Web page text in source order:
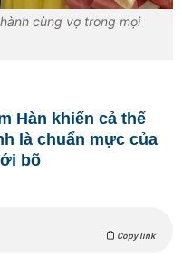
cùng vợ trong mọi
Hàn khiến cả thế
là chuẩn mực của
bõ
Copy link